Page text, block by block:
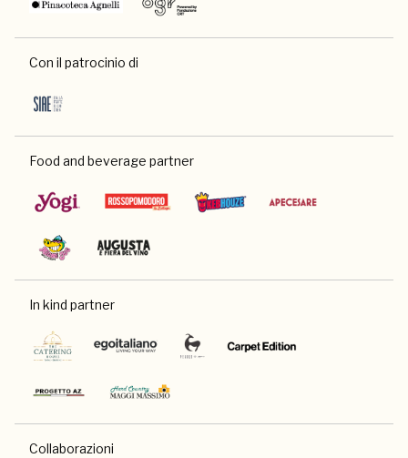
Con il patrocinio di
Food and beverage partner
In kind partner
Collaborazioni